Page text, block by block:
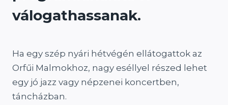
válogathassanak.
Ha egy szép nyári hétvégén ellátogattok az
Orfűi Malmokhoz, nagy eséllyel részed lehet
egy jó jazz vagy népzenei koncertben,
táncházban.